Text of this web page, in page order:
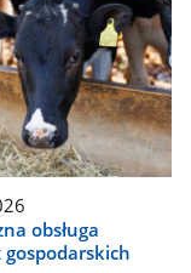
obsługa